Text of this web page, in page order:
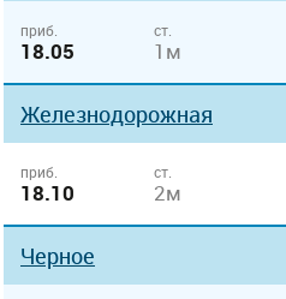
приб.
18.05
ст.
1м
Железнодорожная
приб.
18.10
ст.
2м
Черное